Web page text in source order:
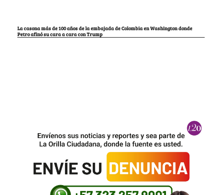
La casona más de 100 años de la embajada de Colombia en Washington donde
Petro afinó su cara a cara con Trump